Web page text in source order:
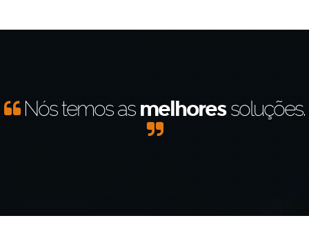
Nós temos asmelhoressoluções.